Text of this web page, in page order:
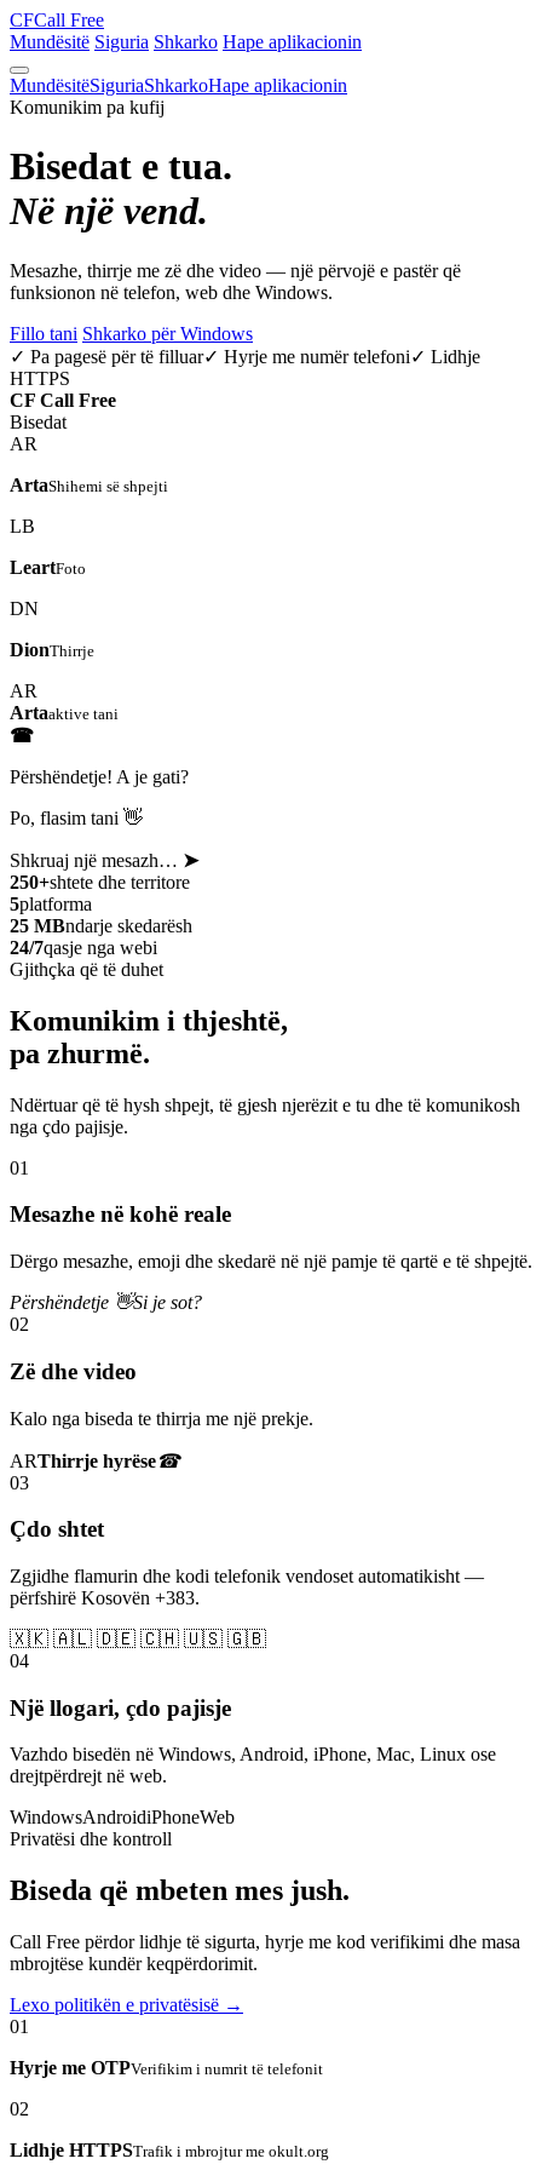
CFCall Free
Mundësitë Siguria Shkarko Hape aplikacionin
MundësitëSiguriaShkarkoHape aplikacionin
Komunikim pa kufij
Bisedat e tua.
Në një vend.
Mesazhe, thirrje me zë dhe video — një përvojë e pastër që
funksionon në telefon, web dhe Windows.
Fillo tani Shkarko për Windows
✓ Pa pagesë për të filluar✓ Hyrje me numër telefoni✓ Lidhje
HTTPS
CF Call Free
Bisedat
AR
ArtaShihemi së shpejti
LB
LeartFoto
DN
DionThirrje
AR
Artaaktive tani
☎
Përshëndetje! A je gati?
Po, flasim tani 👋
Shkruaj një mesazh… ➤
250+shtete dhe territore
5platforma
25 MBndarje skedarësh
24/7qasje nga webi
Gjithçka që të duhet
Komunikim i thjeshtë,
pa zhurmë.
Ndërtuar që të hysh shpejt, të gjesh njerëzit e tu dhe të komunikosh
nga çdo pajisje.
01
Mesazhe në kohë reale
Dërgo mesazhe, emoji dhe skedarë në një pamje të qartë e të shpejtë.
Përshëndetje 👋Si je sot?
02
Zë dhe video
Kalo nga biseda te thirrja me një prekje.
ARThirrje hyrëse☎
03
Çdo shtet
Zgjidhe flamurin dhe kodi telefonik vendoset automatikisht —
përfshirë Kosovën +383.
🇽🇰 🇦🇱 🇩🇪 🇨🇭 🇺🇸 🇬🇧
04
Një llogari, çdo pajisje
Vazhdo bisedën në Windows, Android, iPhone, Mac, Linux ose
drejtpërdrejt në web.
WindowsAndroidiPhoneWeb
Privatësi dhe kontroll
Biseda që mbeten mes jush.
Call Free përdor lidhje të sigurta, hyrje me kod verifikimi dhe masa
mbrojtëse kundër keqpërdorimit.
Lexo politikën e privatësisë →
01
Hyrje me OTPVerifikim i numrit të telefonit
02
Lidhje HTTPSTrafik i mbrojtur me okult.org